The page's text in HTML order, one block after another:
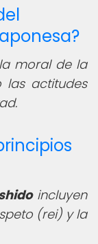
moral de la
las actitudes
incluyen
(rei) y la